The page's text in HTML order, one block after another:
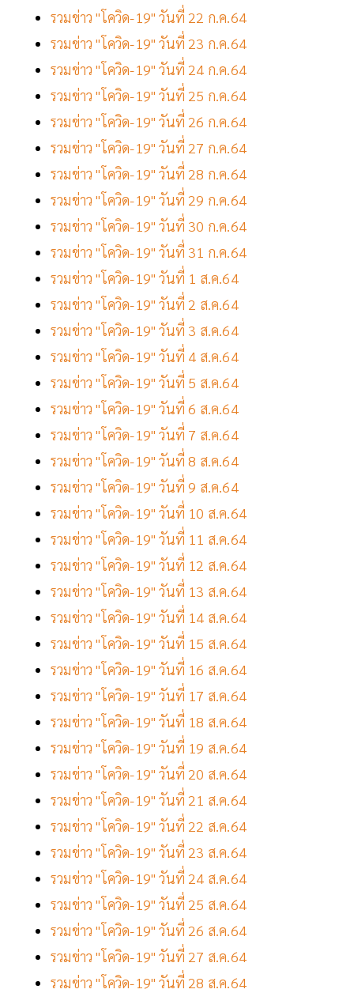
รวมข่าว "โควิด-19" วันที่ 22 ก.ค.64
รวมข่าว "โควิด-19" วันที่ 23 ก.ค.64
รวมข่าว "โควิด-19" วันที่ 24 ก.ค.64
รวมข่าว "โควิด-19" วันที่ 25 ก.ค.64
รวมข่าว "โควิด-19" วันที่ 26 ก.ค.64
รวมข่าว "โควิด-19" วันที่ 27 ก.ค.64
รวมข่าว "โควิด-19" วันที่ 28 ก.ค.64
รวมข่าว "โควิด-19" วันที่ 29 ก.ค.64
รวมข่าว "โควิด-19" วันที่ 30 ก.ค.64
รวมข่าว "โควิด-19" วันที่ 31 ก.ค.64
รวมข่าว "โควิด-19" วันที่ 1 ส.ค.64
รวมข่าว "โควิด-19" วันที่ 2 ส.ค.64
รวมข่าว "โควิด-19" วันที่ 3 ส.ค.64
รวมข่าว "โควิด-19" วันที่ 4 ส.ค.64
รวมข่าว "โควิด-19" วันที่ 5 ส.ค.64
รวมข่าว "โควิด-19" วันที่ 6 ส.ค.64
รวมข่าว "โควิด-19" วันที่ 7 ส.ค.64
รวมข่าว "โควิด-19" วันที่ 8 ส.ค.64
รวมข่าว "โควิด-19" วันที่ 9 ส.ค.64
รวมข่าว "โควิด-19" วันที่ 10 ส.ค.64
รวมข่าว "โควิด-19" วันที่ 11 ส.ค.64
รวมข่าว "โควิด-19" วันที่ 12 ส.ค.64
รวมข่าว "โควิด-19" วันที่ 13 ส.ค.64
รวมข่าว "โควิด-19" วันที่ 14 ส.ค.64
รวมข่าว "โควิด-19" วันที่ 15 ส.ค.64
รวมข่าว "โควิด-19" วันที่ 16 ส.ค.64
รวมข่าว "โควิด-19" วันที่ 17 ส.ค.64
รวมข่าว "โควิด-19" วันที่ 18 ส.ค.64
รวมข่าว "โควิด-19" วันที่ 19 ส.ค.64
รวมข่าว "โควิด-19" วันที่ 20 ส.ค.64
รวมข่าว "โควิด-19" วันที่ 21 ส.ค.64
รวมข่าว "โควิด-19" วันที่ 22 ส.ค.64
รวมข่าว "โควิด-19" วันที่ 23 ส.ค.64
รวมข่าว "โควิด-19" วันที่ 24 ส.ค.64
รวมข่าว "โควิด-19" วันที่ 25 ส.ค.64
รวมข่าว "โควิด-19" วันที่ 26 ส.ค.64
รวมข่าว "โควิด-19" วันที่ 27 ส.ค.64
รวมข่าว "โควิด-19" วันที่ 28 ส.ค.64